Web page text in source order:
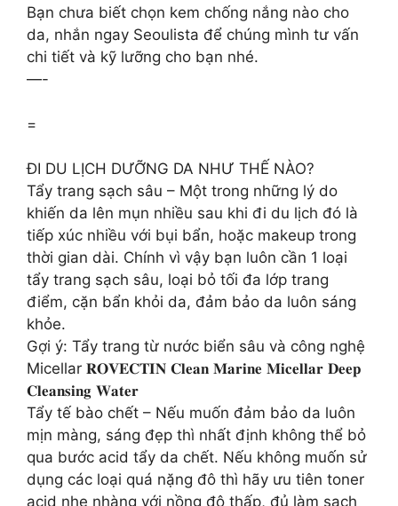
Bạn chưa biết chọn kem chống nắng nào cho
da, nhắn ngay Seoulista để chúng mình tư vấn
chi tiết và kỹ lưỡng cho bạn nhé.
—-
=
ĐI DU LỊCH DƯỠNG DA NHƯ THẾ NÀO?
Tẩy trang sạch sâu – Một trong những lý do
khiến da lên mụn nhiều sau khi đi du lịch đó là
tiếp xúc nhiều với bụi bẩn, hoặc makeup trong
thời gian dài. Chính vì vậy bạn luôn cần 1 loại
tẩy trang sạch sâu, loại bỏ tối đa lớp trang
điểm, cặn bẩn khỏi da, đảm bảo da luôn sáng
khỏe.
Gợi ý: Tẩy trang từ nước biển sâu và công nghệ
Micellar 𝐑𝐎𝐕𝐄𝐂𝐓𝐈𝐍 𝐂𝐥𝐞𝐚𝐧 𝐌𝐚𝐫𝐢𝐧𝐞 𝐌𝐢𝐜𝐞𝐥𝐥𝐚𝐫 𝐃𝐞𝐞𝐩
𝐂𝐥𝐞𝐚𝐧𝐬𝐢𝐧𝐠 𝐖𝐚𝐭𝐞𝐫
Tẩy tế bào chết – Nếu muốn đảm bảo da luôn
mịn màng, sáng đẹp thì nhất định không thể bỏ
qua bước acid tẩy da chết. Nếu không muốn sử
dụng các loại quá nặng đô thì hãy ưu tiên toner
acid nhẹ nhàng với nồng độ thấp, đủ làm sạch